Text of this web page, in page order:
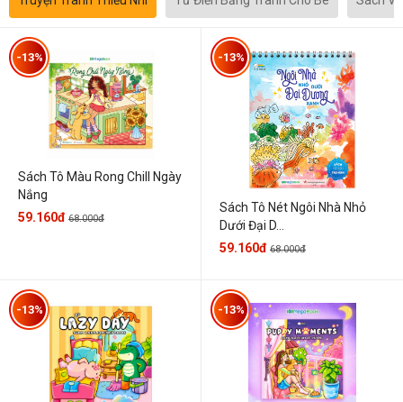
Sách Tô Màu Rong Chill Ngày
Nắng
-13%
59.160đ 68.000đ
Sách Tô Nét Ngôi Nhà Nhỏ
Dưới Đại D...
-13%
59.160đ 68.000đ
-13% -13%